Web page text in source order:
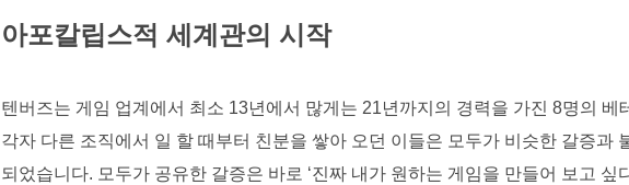
아포칼립스적 세계관의 시작
텐버즈는 게임 업계에서 최소 13년에서 많게는 21년까지의 경력을 가진 8명의 베
각자 다른 조직에서 일 할 때부터 친분을 쌓아 오던 이들은 모두가 비슷한 갈증과
되었습니다. 모두가 공유한 갈증은 바로 ‘진짜 내가 원하는 게임을 만들어 보고 싶